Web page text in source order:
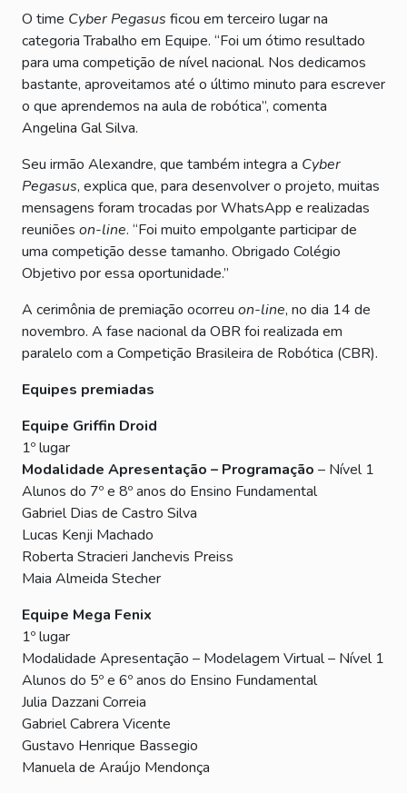
O time Cyber Pegasus ficou em terceiro lugar na
categoria Trabalho em Equipe. “Foi um ótimo resultado
para uma competição de nível nacional. Nos dedicamos
bastante, aproveitamos até o último minuto para escrever
o que aprendemos na aula de robótica”, comenta
Angelina Gal Silva.
Seu irmão Alexandre, que também integra a Cyber
Pegasus, explica que, para desenvolver o projeto, muitas
mensagens foram trocadas por WhatsApp e realizadas
reuniões on-line. “Foi muito empolgante participar de
uma competição desse tamanho. Obrigado Colégio
Objetivo por essa oportunidade.”
A cerimônia de premiação ocorreu on-line, no dia 14 de
novembro. A fase nacional da OBR foi realizada em
paralelo com a Competição Brasileira de Robótica (CBR).
Equipes premiadas
Equipe Griffin Droid
1º lugar
Modalidade Apresentação – Programação – Nível 1
Alunos do 7º e 8º anos do Ensino Fundamental
Gabriel Dias de Castro Silva
Lucas Kenji Machado
Roberta Stracieri Janchevis Preiss
Maia Almeida Stecher
Equipe Mega Fenix
1º lugar
Modalidade Apresentação – Modelagem Virtual – Nível 1
Alunos do 5º e 6º anos do Ensino Fundamental
Julia Dazzani Correia
Gabriel Cabrera Vicente
Gustavo Henrique Bassegio
Manuela de Araújo Mendonça